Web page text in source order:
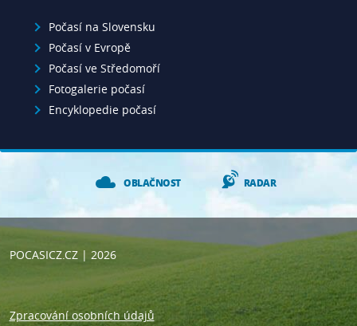
Počasí na Slovensku
Počasí v Evropě
Počasí ve Středomoří
Fotogalerie počasí
Encyklopedie počasí
OBLAČNOST RADAR
POCASICZ.CZ| 2026
Zpracování osobních údajů